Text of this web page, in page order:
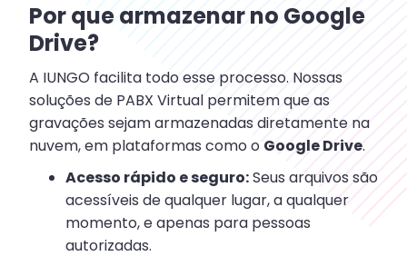
Por que armazenar no Google
Drive?
A IUNGO facilita todo esse processo. Nossas
soluções de PABX Virtual permitem que as
gravações sejam armazenadas diretamente na
nuvem, em plataformas como o Google Drive.
Acesso rápido e seguro:Seus arquivos são
acessíveis de qualquer lugar, a qualquer
momento, e apenas para pessoas
autorizadas.